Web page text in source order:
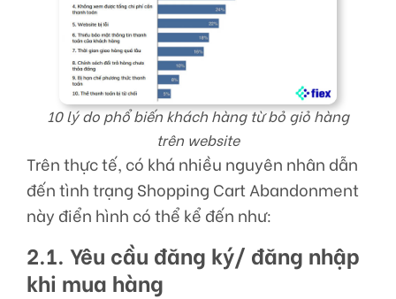
10 lý do phổ biến khách hàng từ bỏ giỏ hàng
trên website
Trên thực tế, có khá nhiều nguyên nhân dẫn
đến tình trạng Shopping Cart Abandonment
này điển hình có thể kể đến như:
2.1. Yêu cầu đăng ký/ đăng nhập
khi mua hàng